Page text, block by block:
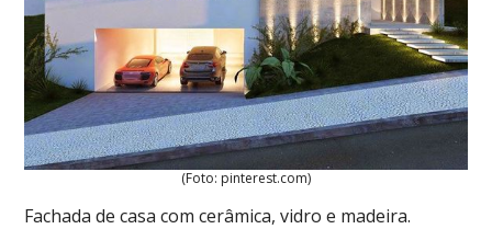
(Foto: pinterest.com)
Fachada de casa com cerâmica, vidro e madeira.